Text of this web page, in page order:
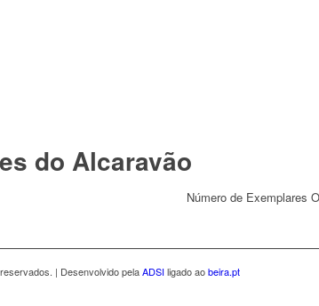
do Alcaravão
Número de Exemplares
| Desenvolvido pelaADSIligado aobeira.pt